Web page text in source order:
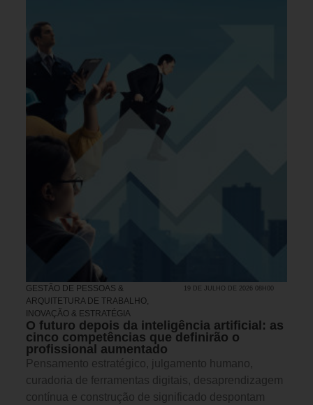
GESTÃO DE PESSOAS &
ARQUITETURA DE TRABALHO,
INOVAÇÃO & ESTRATÉGIA
19 DE JULHO DE 2026 08H00
O futuro depois da inteligência artificial: as
cinco competências que definirão o
profissional aumentado
Pensamento estratégico, julgamento humano,
curadoria de ferramentas digitais, desaprendizagem
contínua e construção de significado despontam